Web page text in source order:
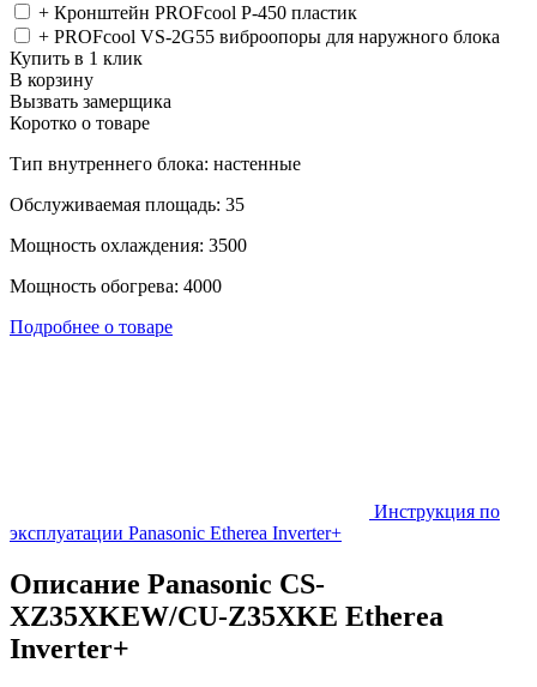
+ Кронштейн PROFcool P-450 пластик
+ PROFcool VS-2G55 виброопоры для наружного блока
Купить в 1 клик
В корзину
Вызвать замерщика
Коротко о товаре
Тип внутреннего блока: настенные
Обслуживаемая площадь: 35
Мощность охлаждения: 3500
Мощность обогрева: 4000
Подробнее о товаре
Инструкция по
эксплуатации Panasonic Etherea Inverter+
Описание Panasonic CS-
XZ35XKEW/CU-Z35XKE Etherea
Inverter+